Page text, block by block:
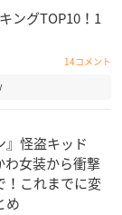
ングTOP10！1
14コメント
』怪盗キッド
わ女装から衝撃
！これまでに変
め